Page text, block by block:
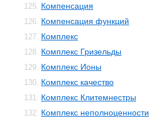
125. Компенсация
126. Компенсация функций
127. Комплекс
128. Комплекс Гризельды
129. Комплекс Ионы
130. Комплекс качество
131. Комплекс Клитемнестры
132. Комплекс неполноценности